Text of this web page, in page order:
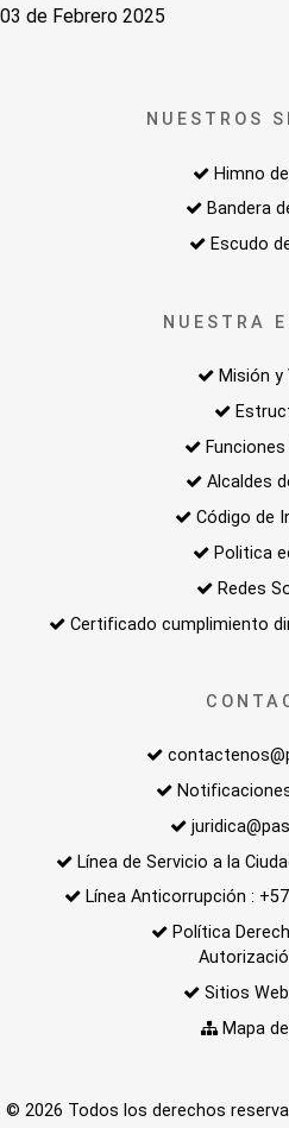
03 de Febrero 2025
NUESTROS
Himno
Bandera
Escudo
NUESTRA
Misión y
Alcaldes
Código de
Politica
Redes
Certificado cumplimiento
Línea de Servicio a la
Línea Anticorrupción :
Política
Sitios
Mapa
© 2026 Todos los derechos